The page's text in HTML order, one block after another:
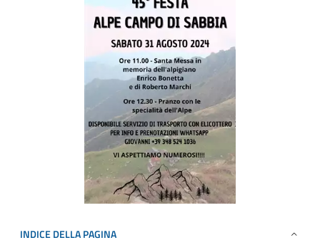
INDICE DELLA PAGINA